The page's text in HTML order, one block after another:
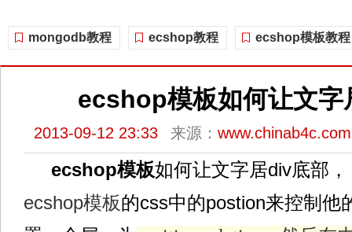
mongodb教程 ecshop教程 ecshop模板教程
ecshop模板如何让文
2013-09-12 23:33 来源： www.chinab4c.com
ecshop模板如何让文字居div底部
ecshop模板的css中的postion来控制他